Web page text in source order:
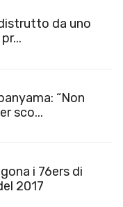
da uno
“Non
sco...
i 76ers di
2017